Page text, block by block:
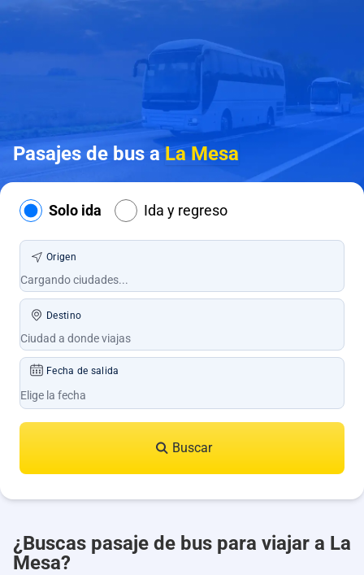
Pasajes de bus aLa Mesa
Solo ida Ida y regreso
Origen
Destino
Fecha de salida
Buscar
¿Buscas pasaje de bus para viajar a La
Mesa?